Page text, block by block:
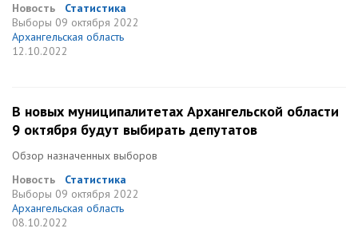
Новость
Статистика
Выборы 09 октября 2022
Архангельская область
12.10.2022
В новых муниципалитетах Архангельской области
9 октября будут выбирать депутатов
Обзор назначенных выборов
Новость
Статистика
Выборы 09 октября 2022
Архангельская область
08.10.2022